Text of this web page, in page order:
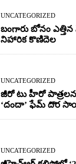
UNCATEGORIZED
బంగారు బోనం
నిహారిక కొణిదెల
UNCATEGORIZED
జీరో టు హీరో
‘దందా’ ఫేమ్ దొర
UNCATEGORIZED